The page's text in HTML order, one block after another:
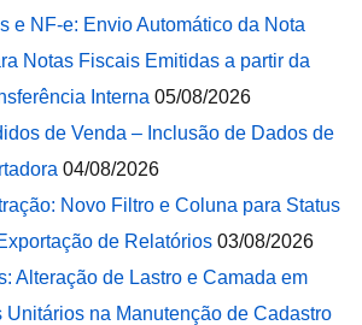
e NF-e: Envio Automático da Nota
Notas Fiscais Emitidas a partir da
Interna 05/08/2026
de Venda – Inclusão de Dados de
04/08/2026
Novo Filtro e Coluna para Status
de Relatórios 03/08/2026
Alteração de Lastro e Camada em
Unitários na Manutenção de Cadastro